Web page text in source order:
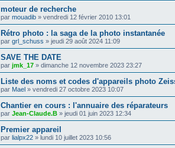
moteur de recherche
par mouadib » vendredi 12 février 2010 13:01
Rétro photo : la saga de la photo instantanée
par grl_schuss » jeudi 29 août 2024 11:09
SAVE THE DATE
par jmk_17 » dimanche 12 novembre 2023 23:27
Liste des noms et codes d'appareils photo
par Mael » vendredi 27 octobre 2023 10:07
Chantier en cours : l'annuaire des réparateurs
par Jean-Claude.B » jeudi 01 juin 2023 12:34
Premier appareil
par lialpx22 » lundi 10 juillet 2023 10:56